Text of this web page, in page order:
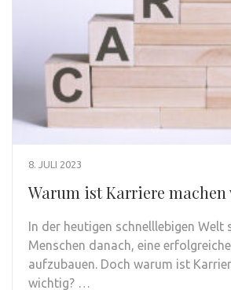
8. JULI 2023
Warum ist Karriere
In der heutigen schnelllebigen Welt
Menschen danach, eine
aufzubauen. Doch warum ist
wichtig? …